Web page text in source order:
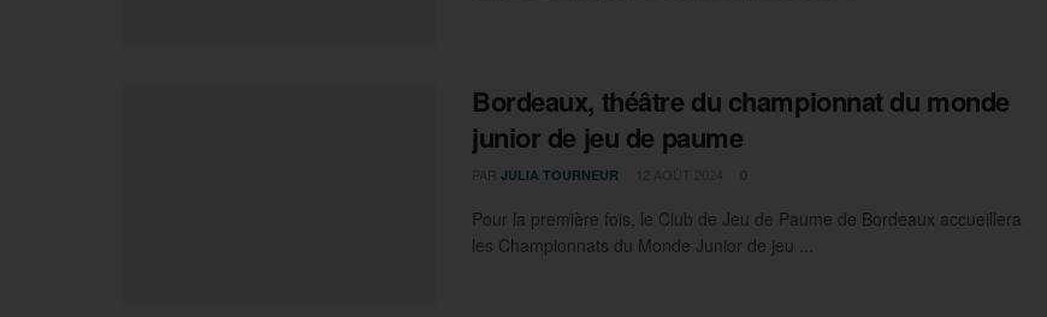
Bordeaux, théâtre du championnat du monde
junior de jeu de paume
JULIA TOURNEUR
Pour la première fois, le Club de Jeu de Paume de Bordeaux accueillera
les Championnats du Monde Junior de jeu ...